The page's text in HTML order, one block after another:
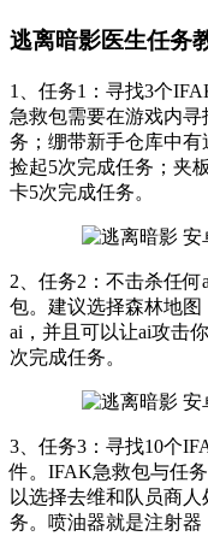
逃离暗影医生任务
1、任务1：寻找3个
急救包需要在游戏内
务；绷带新手仓库中
捡起5次完成任务；夹
卡5次完成任务。
2、任务2：不击杀任
包。建议选择森林地
ai，并且可以让ai攻击
次完成任务。
3、任务3：寻找10个
件。IFAK急救包与任
以选择去维和队员商
务。喷油器就是注射